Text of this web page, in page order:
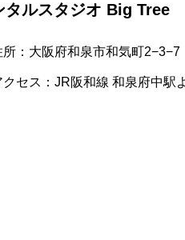
タルスタジオ Big Tree
所：大阪府和泉市和気町2−3−7
クセス：JR阪和線 和泉府中駅